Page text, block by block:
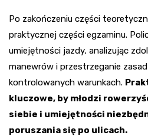
Po zakończeniu części
praktycznej części egzaminu.
umiejętności jazdy, analizując
manewrów i przestrzeganie
kontrolowanych warunkach.
kluczowe, by młodzi
siebie i umiejętności
poruszania się po ulicach.